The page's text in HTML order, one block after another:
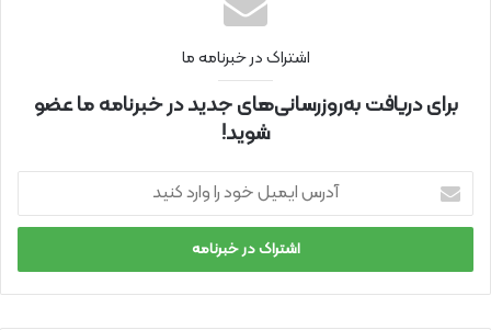
اشتراک در خبرنامه ما
برای دریافت به‌روزرسانی‌های جدید در خبرنامه ما عضو
شوید!
ر
ا
ی